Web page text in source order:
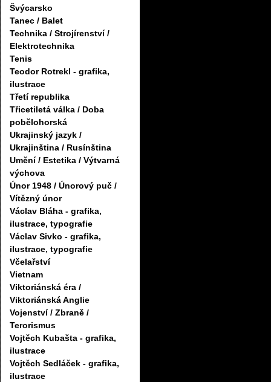
Švýcarsko
Tanec / Balet
Technika / Strojírenství /
Elektrotechnika
Tenis
Teodor Rotrekl - grafika,
ilustrace
Třetí republika
Třicetiletá válka / Doba
pobělohorská
Ukrajinský jazyk /
Ukrajinština / Rusínština
Umění / Estetika / Výtvarná
výchova
Únor 1948 / Únorový puč /
Vítězný únor
Václav Bláha - grafika,
ilustrace, typografie
Václav Sivko - grafika,
ilustrace, typografie
Včelařství
Vietnam
Viktoriánská éra /
Viktoriánská Anglie
Vojenství / Zbraně /
Terorismus
Vojtěch Kubašta - grafika,
ilustrace
Vojtěch Sedláček - grafika,
ilustrace